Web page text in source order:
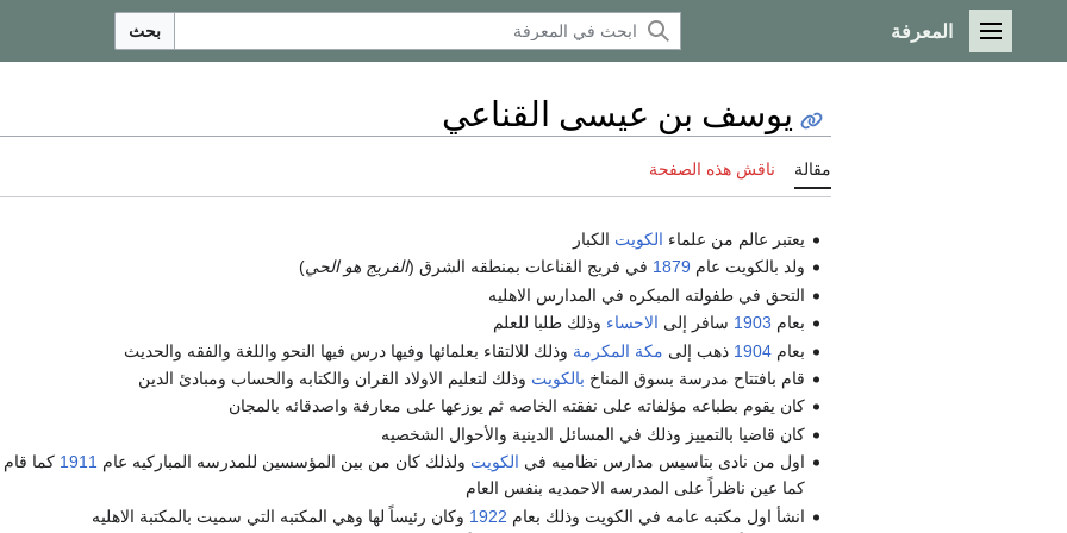
القائمة الرئيسية
المعرفة بحث
يوسف بن عيسى القناعي
مقالة ناقش هذه الصفحة
يعتبر عالم من علماء الكويت الكبار
ولد بالكويت عام 1879 في فريج القناعات بمنطقه الشرق (الفريج هو الحي)
التحق في طفولته المبكره في المدارس الاهليه
بعام 1903 سافر إلى الاحساء وذلك طلبا للعلم
بعام1904 ذهب إلى مكة المكرمة وذلك للالتقاء بعلمائها وفيها درس فيها النحو واللغة والفقه والحديث
قام بافتتاح مدرسة بسوق المناخ بالكويت وذلك لتعليم الاولاد القران والكتابه والحساب ومبادئ الدين
كان يقوم بطباعه مؤلفاته على نفقته الخاصه ثم يوزعها على معارفة واصدقائه بالمجان
كان قاضيا بالتمييز وذلك في المسائل الدينية والأحوال الشخصيه
اول من نادى بتاسيس مدارس نظاميه في الكويت ولذلك كان من بين المؤسسين للمدرسه المباركيه عام 1911 كما قام
كما عين ناظراً على المدرسه الاحمديه بنفس العام
انشأ اول مكتبه عامه في الكويت وذلك بعام 1922 وكان رئيساً لها وهي المكتبه التي سميت بالمكتبة الاهليه